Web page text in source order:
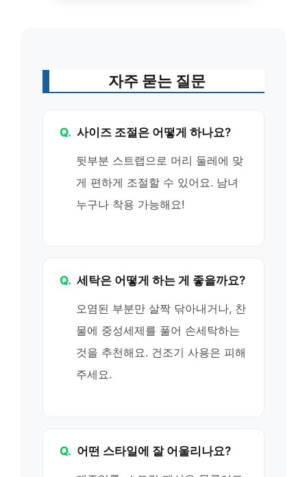
자주 묻는 질문
Q. 사이즈 조절은 어떻게 하나요?
뒷부분 스트랩으로 머리 둘레에 맞
게 편하게 조절할 수 있어요. 남녀
누구나 착용 가능해요!
Q. 세탁은 어떻게 하는 게 좋을까요?
오염된 부분만 살짝 닦아내거나, 찬
물에 중성세제를 풀어 손세탁하는
것을 추천해요. 건조기 사용은 피해
주세요.
Q. 어떤 스타일에 잘 어울리나요?